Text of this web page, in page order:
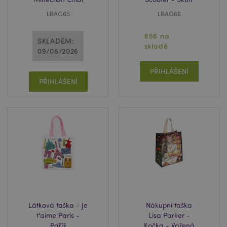
LBAG65
SKLADEM:
09/08/2026
PŘIHLÁŠENÍ
LBAG66
656 na
skladě
PŘIHLÁŠENÍ
Látková taška - Je
t'aime Paris -
Paříž
Nákupní taška
Lisa Parker -
Kočka - Vařená
X-Magento-Vary
www.puckator.cz
recently_viewed_product